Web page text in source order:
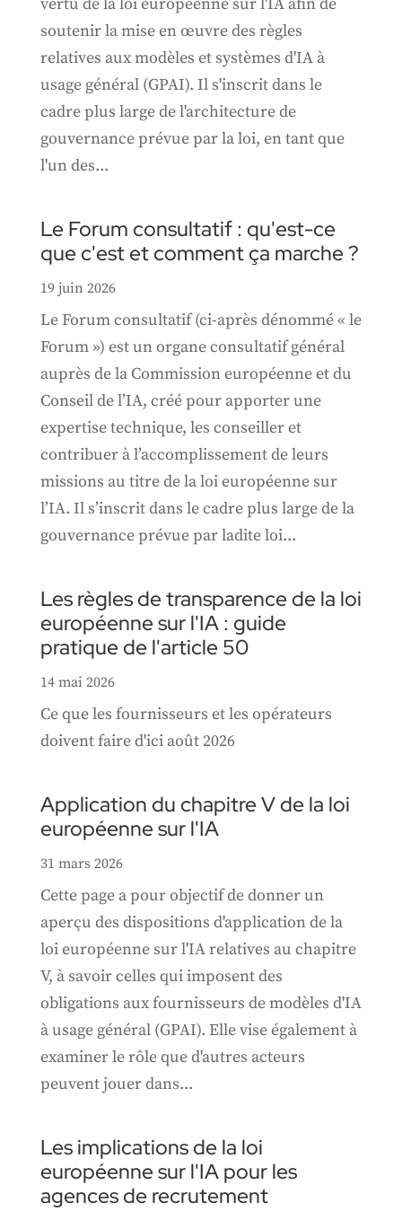
soutenir la mise en œuvre des règles
relatives aux modèles et systèmes d'IA à
usage général (GPAI). Il s'inscrit dans le
cadre plus large de l'architecture de
gouvernance prévue par la loi, en tant que
l'un des...
Le Forum consultatif : qu'est-ce
que c'est et comment ça marche ?
19 juin 2026
Le Forum consultatif (ci-après dénommé « le
Forum ») est un organe consultatif général
auprès de la Commission européenne et du
Conseil de l’IA, créé pour apporter une
expertise technique, les conseiller et
contribuer à l’accomplissement de leurs
missions au titre de la loi européenne sur
l’IA. Il s’inscrit dans le cadre plus large de la
gouvernance prévue par ladite loi...
Les règles de transparence de la loi
européenne sur l'IA : guide
pratique de l'article 50
14 mai 2026
Ce que les fournisseurs et les opérateurs
doivent faire d'ici août 2026
Application du chapitre V de la loi
européenne sur l'IA
31 mars 2026
Cette page a pour objectif de donner un
aperçu des dispositions d'application de la
loi européenne sur l'IA relatives au chapitre
V, à savoir celles qui imposent des
obligations aux fournisseurs de modèles d'IA
à usage général (GPAI). Elle vise également à
examiner le rôle que d'autres acteurs
peuvent jouer dans...
Les implications de la loi
européenne sur l'IA pour les
agences de recrutement